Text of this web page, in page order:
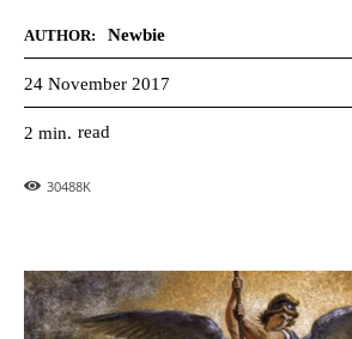
AUTHOR: Newbie
24 November 2017
2 min. read
30488K